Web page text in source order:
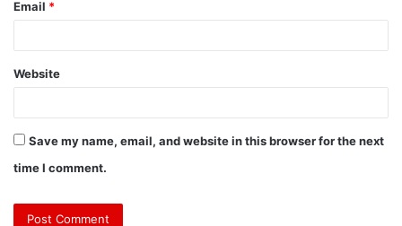
Email *
Website
Save my name, email, and website in this browser for the next
time I comment.